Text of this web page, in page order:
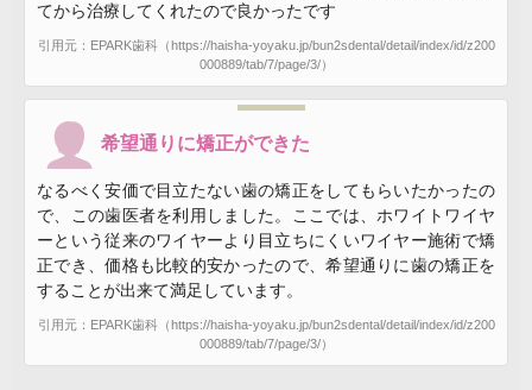
てから治療してくれたので良かったです
引用元：EPARK歯科（https://haisha-yoyaku.jp/bun2sdental/detail/index/id/z200
000889/tab/7/page/3/）
希望通りに矯正ができた
なるべく安価で目立たない歯の矯正をしてもらいたかったの
で、この歯医者を利用しました。ここでは、ホワイトワイヤ
ーという従来のワイヤーより目立ちにくいワイヤー施術で矯
正でき、価格も比較的安かったので、希望通りに歯の矯正を
することが出来て満足しています。
引用元：EPARK歯科（https://haisha-yoyaku.jp/bun2sdental/detail/index/id/z200
000889/tab/7/page/3/）